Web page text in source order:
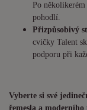
Po
pohodlí.
Přizpůsobivý
cvičky Talent
podporu při
Vyberte si své
řemesla a